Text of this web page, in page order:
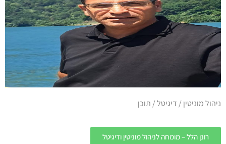
ניהול מוניטין / דיגיטל / תוכן
רונן הלל – מומחה לניהול מוניטין ודיגיטל